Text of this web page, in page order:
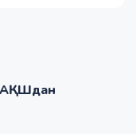
АҚШдан